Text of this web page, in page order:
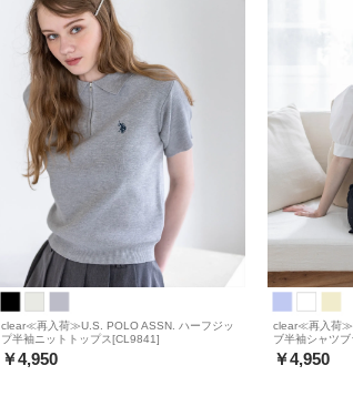
clear≪再入荷≫U.S. POLO ASSN. ハーフジッ
プ半袖ニットトップス[CL9841]
￥4,950
clear≪再入荷
ブ半袖シャツ
￥4,950